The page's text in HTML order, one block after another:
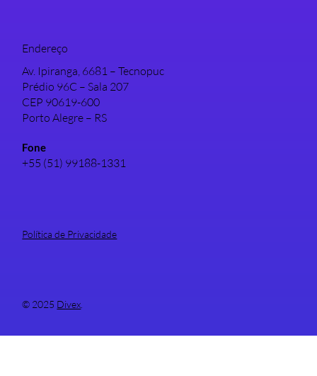
Endereço
Av. Ipiranga, 6681 – Tecnopuc
Prédio 96C – Sala 207
CEP 90619-600
Porto Alegre – RS
Fone
+55 (51) 99188-1331
Política de Privacidade
© 2025 Divex